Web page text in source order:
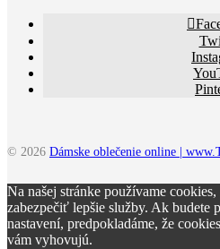
© 2026 Dámske oblečenie online |
Na našej stránke používame
zabezpečiť lepšie služby. Ak budete
nastavení, predpokladáme, že
vám vyhovujú.